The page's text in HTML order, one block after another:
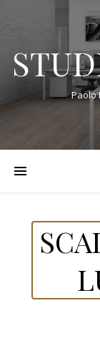
Paolo